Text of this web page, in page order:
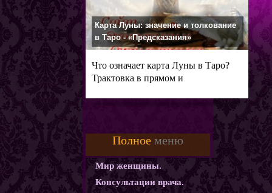
Карта Луны: значение и толкование
в Таро - «Предсказания»
Что означает карта Луны в Таро?
Трактовка в прямом и
Полное меню
Мир женщины.
Консультации врача.